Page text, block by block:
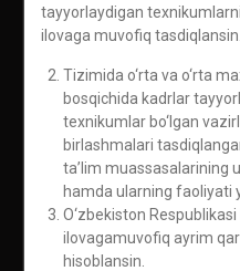
tayyorlaydigan
ilovaga muvofiq tasdiqlansin.
Tizimida o‘rta va o‘rta
bosqichida kadrlar
texnikumlar bo‘lgan
birlashmalari
ta’lim muassasalarining
hamda ularning faoliyati
O‘zbekiston
ilovagamuvofiq ayrim
hisoblansin.